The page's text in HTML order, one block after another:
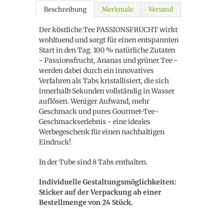
Beschreibung Merkmale Versand
Der köstliche Tee PASSIONSFRUCHT wirkt
wohltuend und sorgt für einen entspannten
Start in den Tag. 100 % natürliche Zutaten
- Passionsfrucht, Ananas und grüner Tee -
werden dabei durch ein innovatives
Verfahren als Tabs kristallisiert, die sich
innerhalb Sekunden vollständig in Wasser
auflösen. Weniger Aufwand, mehr
Geschmack und pures Gourmet-Tee-
Geschmackserlebnis - eine ideales
Werbegeschenk für einen nachhaltigen
Eindruck!
In der Tube sind 8 Tabs enthalten.
Individuelle Gestaltungsmöglichkeiten:
Sticker auf der Verpackung ab einer
Bestellmenge von 24 Stück.